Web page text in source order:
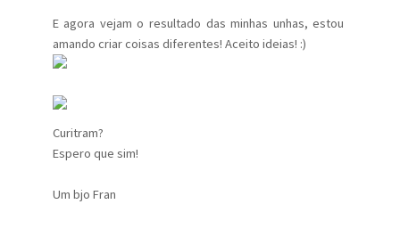
E agora vejam o resultado das minhas unhas, estou
amando criar coisas diferentes! Aceito ideias! :)
Curitram?
Espero que sim!
Um bjo Fran